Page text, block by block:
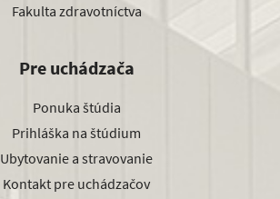
Fakulta zdravotníctva
Pre uchádzača
Ponuka štúdia
Prihláška na štúdium
Ubytovanie a stravovanie
Kontakt pre uchádzačov